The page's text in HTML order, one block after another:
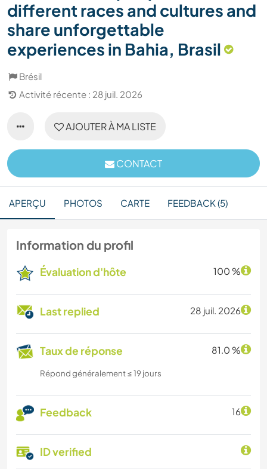
different races and cultures and
share unforgettable
experiences in Bahia, Brasil
Brésil
Activité récente : 28 juil. 2026
AJOUTER À MA LISTE
CONTACT
APERÇU PHOTOS CARTE FEEDBACK (5)
Information du profil
Évaluation d'hôte 100 %
Last replied 28 juil. 2026
Taux de réponse 81.0 %
Répond généralement ≤ 19 jours
Feedback 16
ID verified